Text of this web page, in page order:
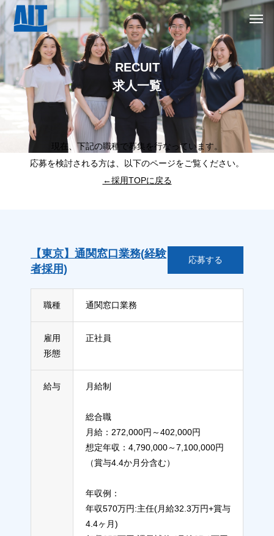
RECUIT
求人一覧
現在、下記の職種で募集を行なっています。
応募を検討される方は、以下のページをご覧ください。
←採用TOPに戻る
【東京】通関窓口業務(経験
者採用)
応募する
職種 通関窓口業務
雇用
形態
正社員
給与 月給制
総合職
月給：272,000円～402,000円
想定年収：4,790,000～7,100,000円
（賞与4.4か月分含む）
年収例：
年収570万円:主任(月給32.3万円+賞与
4.4ヶ月)